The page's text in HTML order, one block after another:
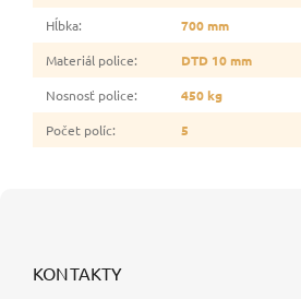
Hĺbka:
700 mm
Materiál police:
DTD 10 mm
Nosnosť police:
450 kg
Počet políc: 5
KONTAKTY